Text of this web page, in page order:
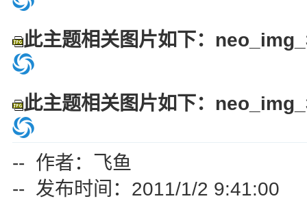
此主题相关图片如下：
此主题相关图片如下：
-- 作者：飞鱼
-- 发布时间：2011/1/2 9:41:00